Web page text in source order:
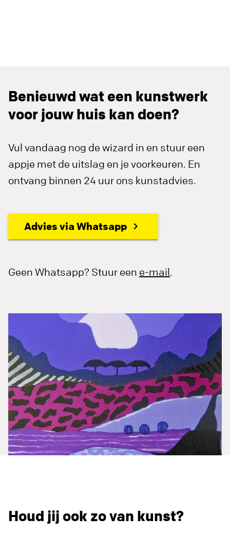
Benieuwd wat een kunstwerk
voor jouw huis kan doen?
Vul vandaag nog de wizard in en stuur een
appje met de uitslag en je voorkeuren. En
ontvang binnen 24 uur ons kunstadvies.
Advies via Whatsapp
Geen Whatsapp? Stuur een e-mail.
Houd jij ook zo van kunst?